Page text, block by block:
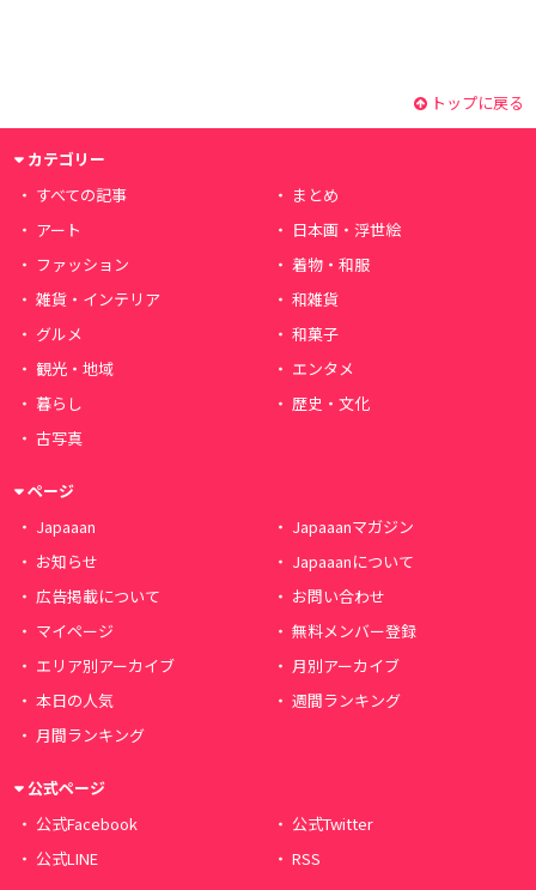
トップに戻る
カテゴリー
すべての記事
まとめ
アート
日本画・浮世絵
ファッション
着物・和服
雑貨・インテリア
和雑貨
グルメ
和菓子
観光・地域
エンタメ
暮らし
歴史・文化
古写真
ページ
Japaaan
Japaaanマガジン
お知らせ
Japaaanについて
広告掲載について
お問い合わせ
マイページ
無料メンバー登録
エリア別アーカイブ
月別アーカイブ
本日の人気
週間ランキング
月間ランキング
公式ページ
公式Facebook
公式Twitter
公式LINE
RSS